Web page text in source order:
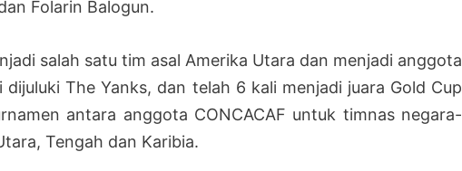
Folarin Balogun.
salah satu tim asal Amerika Utara dan menjadi anggota
dijuluki The Yanks, dan telah 6 kali menjadi juara Gold Cup
antara anggota CONCACAF untuk timnas negara-
Tengah dan Karibia.